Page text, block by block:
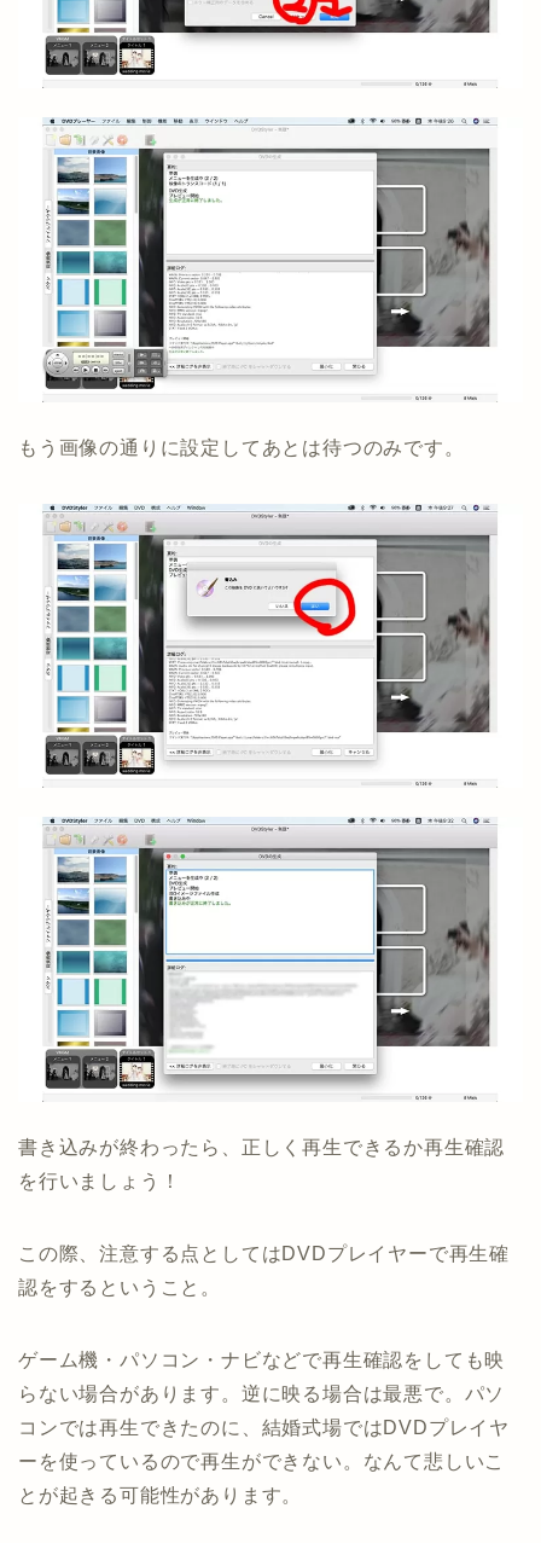
もう画像の通りに設定してあとは待つのみです。
書き込みが終わったら、正しく再生できるか再生確認
を行いましょう！
この際、注意する点としてはDVDプレイヤーで再生確
認をするということ。
ゲーム機・パソコン・ナビなどで再生確認をしても映
らない場合があります。逆に映る場合は最悪で。パソ
コンでは再生できたのに、結婚式場ではDVDプレイヤ
ーを使っているので再生ができない。なんて悲しいこ
とが起きる可能性があります。